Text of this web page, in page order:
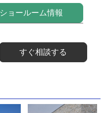
ショールーム情報
すぐ相談する